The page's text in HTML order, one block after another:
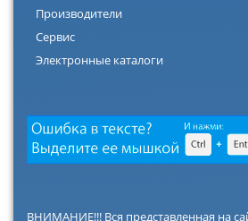
Производители
Сервис
Электронные каталоги
ВНИМАНИЕ!!! Вся представленная на